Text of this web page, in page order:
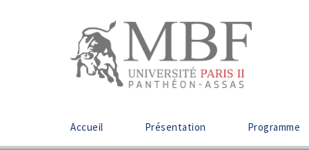
Accueil Présentation Programme